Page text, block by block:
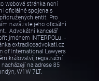
webová stránka není
oficiálně spojena s
entit. Pro
navštivte jeho oficiální
Advokátní kancelář
jménem INTERPOLu. -
extradiceadvokati.cz
of International Lawyers
království, registrační
na adrese 85
W1W 7LT.